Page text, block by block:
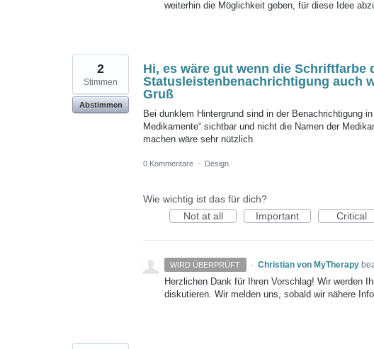
weiterhin die Möglichkeit geben, für diese Idee
Hi, es wäre gut wenn die Schriftfarbe
Statusleistenbenachrichtigung auch
Gruß
Bei dunklem Hintergrund sind in der Benachrichtigung
Medikamente“ sichtbar und nicht die Namen der
machen wäre sehr nützlich
2
Stimmen
Abstimmen
0 Kommentare · Design
Wie wichtig ist das für dich?
Not at all
Important Critical
WIRD ÜBERPRÜFT · Christian von MyTherapy
Herzlichen Dank für Ihren Vorschlag! Wir werden
diskutieren. Wir melden uns, sobald wir nähere